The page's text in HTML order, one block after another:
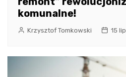
komunalne!
Krzysztof Tomkowski 15